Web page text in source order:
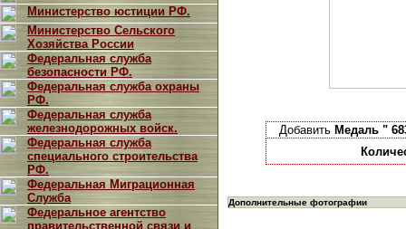
Министерство юстиции РФ.
Министерство Сельского
Хозяйства России
Федеральная служба
безопасности РФ.
Федеральная служба охраны
РФ.
Федеральная служба
железнодорожных войск.
Федеральная служба
специального строительства
РФ.
Федеральная Миграционная
Служба
Федеральное агентство
правительственной связи и
Добавить Медаль "
Дополнительные фотографии